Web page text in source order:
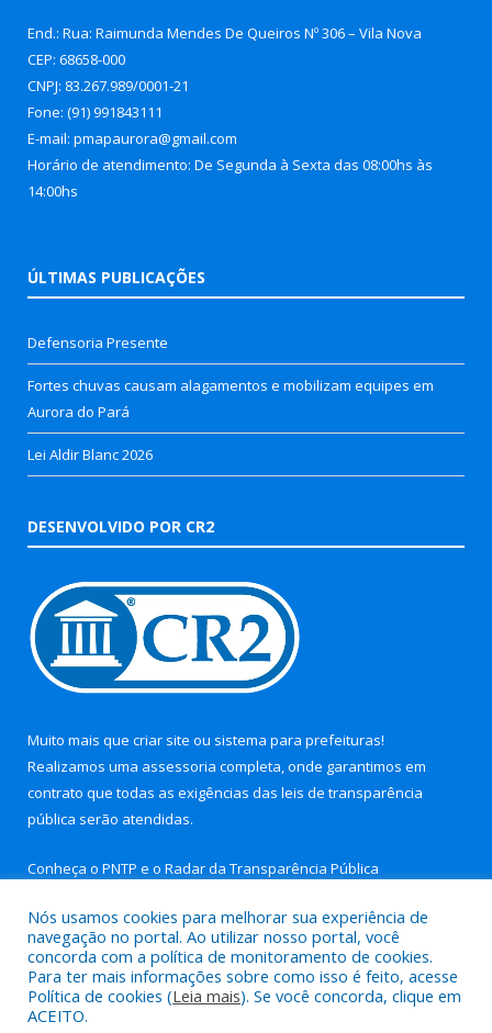
End.: Rua: Raimunda Mendes De Queiros Nº 306 – Vila Nova
CEP: 68658-000
CNPJ: 83.267.989/0001-21
Fone: (91) 991843111
E-mail: pmapaurora@gmail.com
Horário de atendimento: De Segunda à Sexta das 08:00hs às
14:00hs
ÚLTIMAS PUBLICAÇÕES
Defensoria Presente
Fortes chuvas causam alagamentos e mobilizam equipes em
Aurora do Pará
Lei Aldir Blanc 2026
DESENVOLVIDO POR CR2
Muito mais que criar site ou sistema para prefeituras!
Realizamos uma assessoria completa, onde garantimos em
contrato que todas as exigências das leis de transparência
pública serão atendidas.
Conheça o PNTP e o Radar da Transparência Pública
Todos os direitos reservados a Prefeitura Municipal de Aurora
do Pará.
Nós usamos cookies para melhorar sua experiência de
navegação no portal. Ao utilizar nosso portal, você
concorda com a política de monitoramento de cookies.
Para ter mais informações sobre como isso é feito, acesse
Política de cookies (Leia mais). Se você concorda, clique em
ACEITO.